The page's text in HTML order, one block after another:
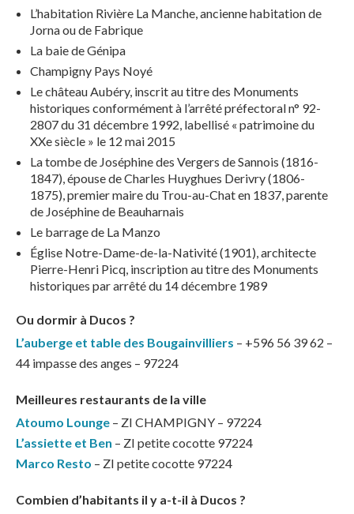
L’habitation Rivière La Manche, ancienne habitation de
Jorna ou de Fabrique
La baie de Génipa
Champigny Pays Noyé
Le château Aubéry, inscrit au titre des Monuments
historiques conformément à l’arrêté préfectoral n° 92-
2807 du 31 décembre 1992, labellisé « patrimoine du
XXe siècle » le 12 mai 2015
La tombe de Joséphine des Vergers de Sannois (1816-
1847), épouse de Charles Huyghues Derivry (1806-
1875), premier maire du Trou-au-Chat en 1837, parente
de Joséphine de Beauharnais
Le barrage de La Manzo
Église Notre-Dame-de-la-Nativité (1901), architecte
Pierre-Henri Picq, inscription au titre des Monuments
historiques par arrêté du 14 décembre 1989
Ou dormir à Ducos ?
L’auberge et table des Bougainvilliers – +596 56 39 62 –
44 impasse des anges – 97224
Meilleures restaurants de la ville
Atoumo Lounge – ZI CHAMPIGNY – 97224
L’assiette et Ben – ZI petite cocotte 97224
Marco Resto – ZI petite cocotte 97224
Combien d’habitants il y a-t-il à Ducos ?